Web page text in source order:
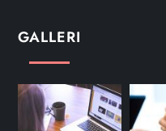
GALLERI